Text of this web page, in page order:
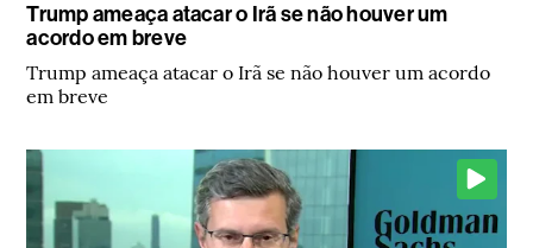
Trump ameaça atacar o Irã se não houver um
acordo em breve
Trump ameaça atacar o Irã se não houver um acordo
em breve